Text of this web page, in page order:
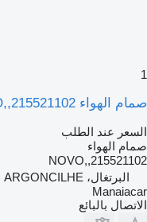
1
صمام الهواء 215521102,,NOVO لـ الشاحنات IVECO
السعر عند الطلب
صمام الهواء
215521102,,NOVO
البرتغال، ARGONCILHE
Manaiacar
الاتصال بالبائع